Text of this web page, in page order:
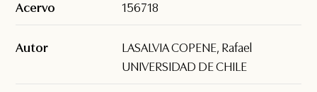
Acervo 156718
Autor
LASALVIA COPENE, Rafael
UNIVERSIDAD DE CHILE